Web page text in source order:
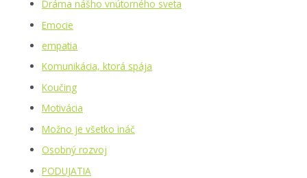
Dráma nášho vnútorného sveta
Emocie
empatia
Komunikácia, ktorá spája
Koučing
Motivácia
Možno je všetko ináč
Osobný rozvoj
PODUJATIA